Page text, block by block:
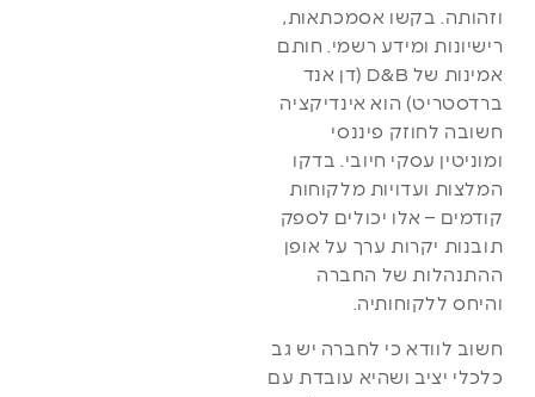
וזהותה. בקשו אסמכתאות,
רישיונות ומידע רשמי. חותם
אמינות של D&B (דן אנד
ברדסטריט) הוא אינדיקציה
חשובה לחוזק פיננסי
ומוניטין עסקי חיובי. בדקו
המלצות ועדויות מלקוחות
קודמים – אלו יכולים לספק
תובנות יקרות ערך על אופן
ההתנהלות של החברה
והיחס ללקוחותיה.
חשוב לוודא כי לחברה יש גב
כלכלי יציב ושהיא עובדת עם